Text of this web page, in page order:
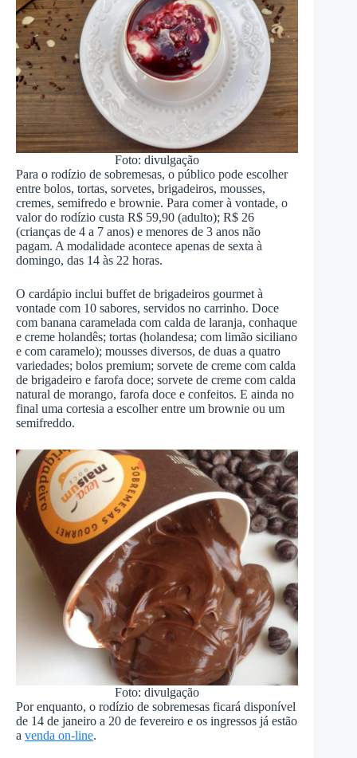
Foto: divulgação
Para o rodízio de sobremesas, o público pode escolher
entre bolos, tortas, sorvetes, brigadeiros, mousses,
cremes, semifredo e brownie. Para comer à vontade, o
valor do rodízio custa R$ 59,90 (adulto); R$ 26
(crianças de 4 a 7 anos) e menores de 3 anos não
pagam. A modalidade acontece apenas de sexta à
domingo, das 14 às 22 horas.
O cardápio inclui buffet de brigadeiros gourmet à
vontade com 10 sabores, servidos no carrinho. Doce
com banana caramelada com calda de laranja, conhaque
e creme holandês; tortas (holandesa; com limão siciliano
e com caramelo); mousses diversos, de duas a quatro
variedades; bolos premium; sorvete de creme com calda
de brigadeiro e farofa doce; sorvete de creme com calda
natural de morango, farofa doce e confeitos. E ainda no
final uma cortesia a escolher entre um brownie ou um
semifreddo.
Foto: divulgação
Por enquanto, o rodízio de sobremesas ficará disponível
de 14 de janeiro a 20 de fevereiro e os ingressos já estão
a venda on-line.